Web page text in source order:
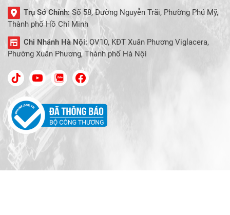
Trụ Sở Chính: Số 58, Đường Nguyễn Trãi, Phường Phú Mỹ,
Thành phố Hồ Chí Minh
Chi Nhánh Hà Nội:OV10, KĐT Xuân Phương Viglacera,
Phường Xuân Phương, Thành phố Hà Nội